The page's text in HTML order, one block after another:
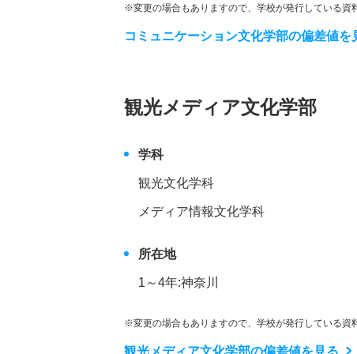
※変更の場合もありますので、学校が発行している資
コミュニケーション文化学部の偏差値を
観光メディア文化学部
学科
観光文化学科
メディア情報文化学科
所在地
1～4年:神奈川
※変更の場合もありますので、学校が発行している資
観光メディア文化学部の偏差値を見る